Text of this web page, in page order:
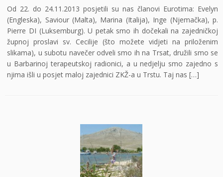
Od 22. do 24.11.2013 posjetili su nas članovi Eurotima: Evelyn
(Engleska), Saviour (Malta), Marina (Italija), Inge (Njemačka), p.
Pierre DI (Luksemburg). U petak smo ih dočekali na zajedničkoj
župnoj proslavi sv. Cecilije (što možete vidjeti na priloženim
slikama), u subotu navečer odveli smo ih na Trsat, družili smo se
u Barbarinoj terapeutskoj radionici, a u nedjelju smo zajedno s
njima išli u posjet maloj zajednici ZKŽ-a u Trstu. Taj nas […]